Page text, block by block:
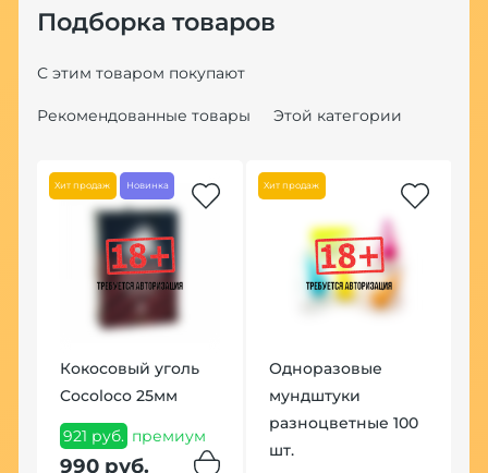
Подборка товаров
С этим товаром покупают
Рекомендованные товары Этой категории
Хит продаж Новинка
Кокосовый уголь
Cocoloco 25мм
921 руб. премиум
990 руб.
Хит продаж
Одноразовые
мундштуки
разноцветные 100
шт.